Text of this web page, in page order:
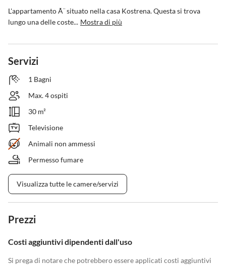
L'appartamento Ã¨ situato nella casa Kostrena. Questa si trova
lungo una delle coste... Mostra di più
Servizi
1 Bagni
Max. 4 ospiti
30 m²
Televisione
Animali non ammessi
Permesso fumare
Visualizza tutte le camere/servizi
Prezzi
Costi aggiuntivi dipendenti dall'uso
Si prega di notare che potrebbero essere applicati costi aggiuntivi